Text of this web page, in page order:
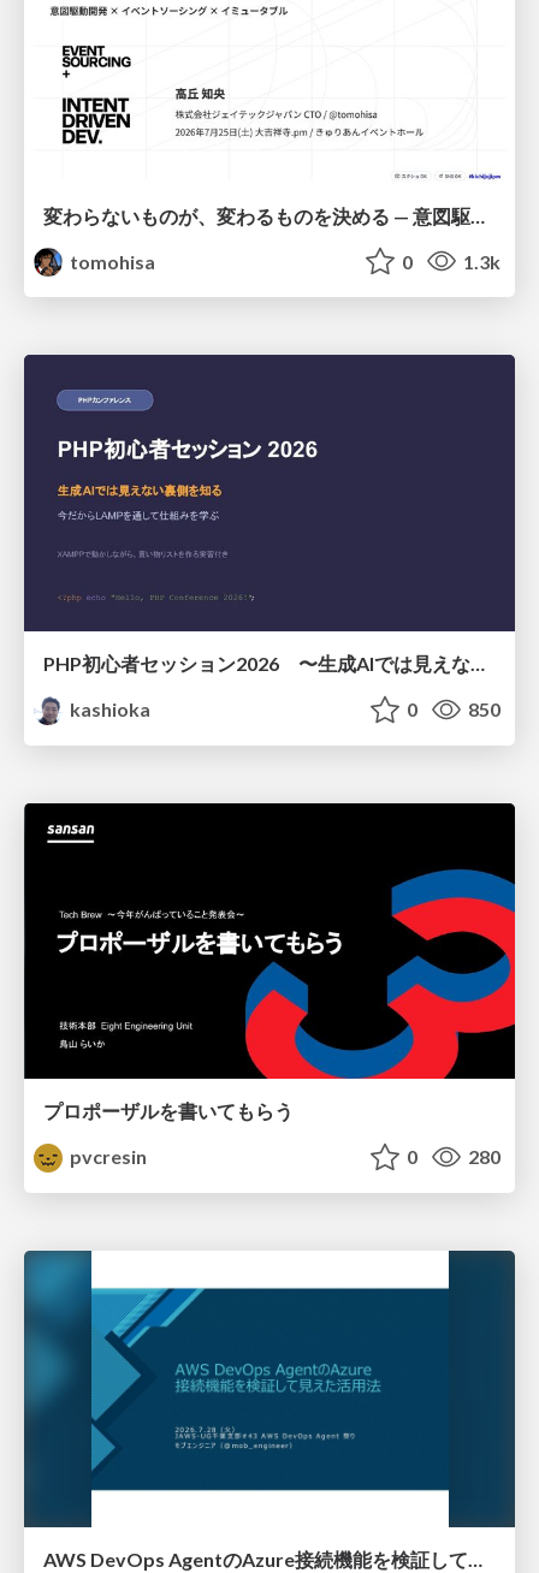
tomohisa
0 1.3k
PHP初心者セッション2026 〜生成AIでは見えない裏側を知る：今だからLAMPを通して仕組みを学ぶ〜
kashioka
0 850
プロポーザルを書いてもらう
pvcresin
0 280